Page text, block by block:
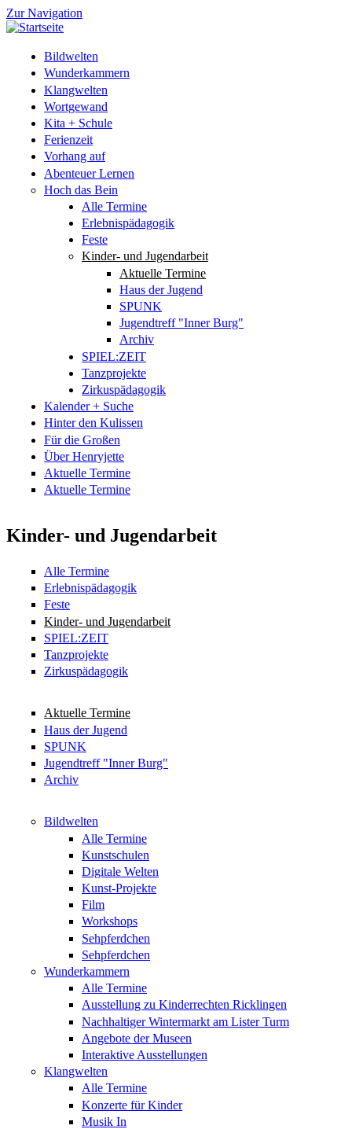
Zur Navigation
Bildwelten
Wunderkammern
Klangwelten
Wortgewand
Kita + Schule
Ferienzeit
Vorhang auf
Abenteuer Lernen
Hoch das Bein
Alle Termine
Erlebnispädagogik
Feste
Kinder- und Jugendarbeit
Aktuelle Termine
Haus der Jugend
SPUNK
Jugendtreff "Inner Burg"
Archiv
SPIEL:ZEIT
Tanzprojekte
Zirkuspädagogik
Kalender + Suche
Hinter den Kulissen
Für die Großen
Über Henryjette
Aktuelle Termine
Aktuelle Termine
Kinder- und Jugendarbeit
Alle Termine
Erlebnispädagogik
Feste
Kinder- und Jugendarbeit
SPIEL:ZEIT
Tanzprojekte
Zirkuspädagogik
Aktuelle Termine
Haus der Jugend
SPUNK
Jugendtreff "Inner Burg"
Archiv
Bildwelten
Alle Termine
Kunstschulen
Digitale Welten
Kunst-Projekte
Film
Workshops
Sehpferdchen
Sehpferdchen
Wunderkammern
Alle Termine
Ausstellung zu Kinderrechten Ricklingen
Nachhaltiger Wintermarkt am Lister Turm
Angebote der Museen
Interaktive Ausstellungen
Klangwelten
Alle Termine
Konzerte für Kinder
Musik In